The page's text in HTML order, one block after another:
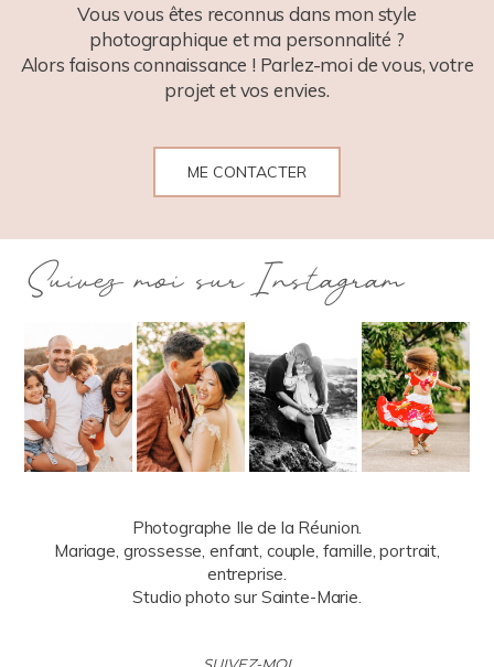
Vous vous êtes reconnus dans mon style
photographique et ma personnalité ?
Alors faisons connaissance ! Parlez-moi de vous, votre
projet et vos envies.
ME CONTACTER
Suivez moi sur Instagram
Photographe Ile de la Réunion.
Mariage, grossesse, enfant, couple, famille, portrait,
entreprise.
Studio photo sur Sainte-Marie.